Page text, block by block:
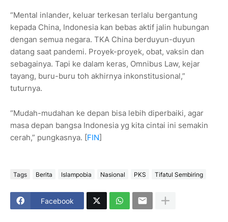
“Mental inlander, keluar terkesan terlalu bergantung
kepada China, Indonesia kan bebas aktif jalin hubungan
dengan semua negara. TKA China berduyun-duyun
datang saat pandemi. Proyek-proyek, obat, vaksin dan
sebagainya. Tapi ke dalam keras, Omnibus Law, kejar
tayang, buru-buru toh akhirnya inkonstitusional,”
tuturnya.
“Mudah-mudahan ke depan bisa lebih diperbaiki, agar
masa depan bangsa Indonesia yg kita cintai ini semakin
cerah,” pungkasnya. [FIN]
Tags Berita Islampobia Nasional PKS Tifatul Sembiring
Facebook